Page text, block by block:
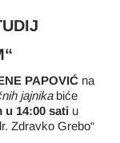
PAPOVIĆ na
jajnikabiće
u 14:00 sati u
Zdravko Grebo“